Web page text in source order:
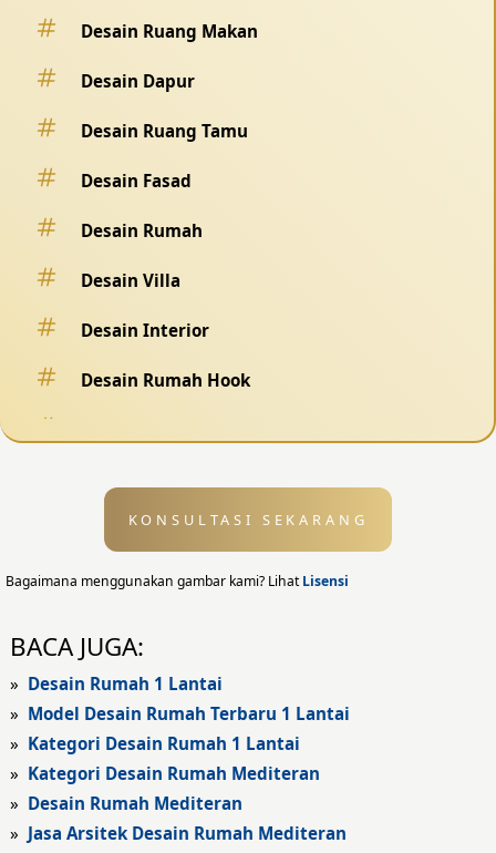
Desain Ruang Makan
Desain Dapur
Desain Ruang Tamu
Desain Fasad
Desain Rumah
Desain Villa
Desain Interior
Desain Rumah Hook
Desain Eksterior
Desain Eksterior Rumah
Desain Rumah Modern
Fasad Rumah Modern
Fasad Kantor
KONSULTASI SEKARANG
Bagaimana menggunakan gambar kami? LihatLisensi
BACA JUGA:
» Desain Rumah 1 Lantai
» Model Desain Rumah Terbaru 1 Lantai
» Kategori Desain Rumah 1 Lantai
» Kategori Desain Rumah Mediteran
» Desain Rumah Mediteran
» Jasa Arsitek Desain Rumah Mediteran